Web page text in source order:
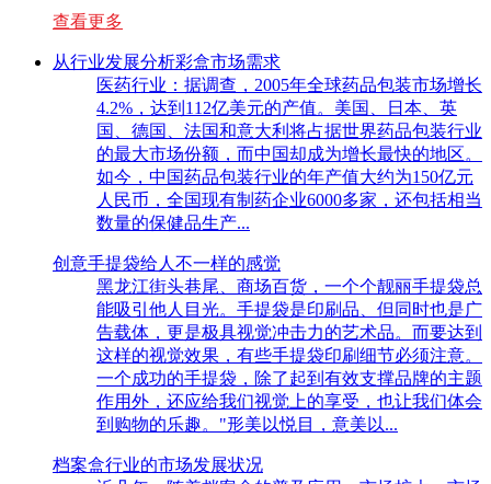
查看更多
从行业发展分析彩盒市场需求
医药行业：据调查，2005年全球药品包装市场增长
4.2%，达到112亿美元的产值。美国、日本、英
国、德国、法国和意大利将占据世界药品包装行业
的最大市场份额，而中国却成为增长最快的地区。
如今，中国药品包装行业的年产值大约为150亿元
人民币，全国现有制药企业6000多家，还包括相当
数量的保健品生产...
创意手提袋给人不一样的感觉
黑龙江街头巷尾、商场百货，一个个靓丽手提袋总
能吸引他人目光。手提袋是印刷品、但同时也是广
告载体，更是极具视觉冲击力的艺术品。而要达到
这样的视觉效果，有些手提袋印刷细节必须注意。
一个成功的手提袋，除了起到有效支撑品牌的主题
作用外，还应给我们视觉上的享受，也让我们体会
到购物的乐趣。"形美以悦目，意美以...
档案盒行业的市场发展状况